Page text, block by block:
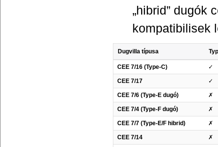
„hibrid” dugók
kompatibilisek
Dugvilla típusa
CEE 7/16 (Type-C) ✓
CEE 7/17 ✓
CEE 7/6 (Type-E dugó) ✗
CEE 7/4 (Type-F dugó) ✗
CEE 7/7 (Type-E/F hibrid) ✗
CEE 7/14 ✗